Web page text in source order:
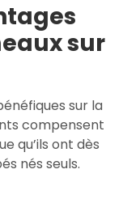
sur
sur la
compensent
qu’ils ont dès
nés seuls.